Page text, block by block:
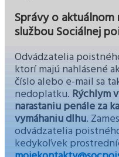
Správy o
službou Sociálnej
Odvádzatelia
ktorí majú nahlásené
číslo alebo e-mail sa
nedoplatku. Rýchlym
narastaniu penále za
vymáhaniu dlhu.
odvádzatelia
kedykoľvek